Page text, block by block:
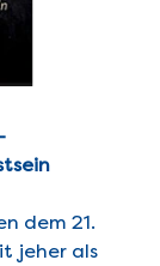
dem 21.
jeher als